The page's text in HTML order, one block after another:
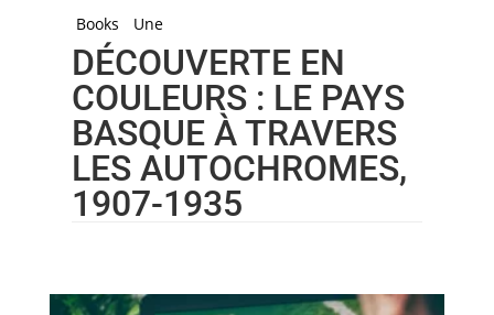
Books Une
DÉCOUVERTE EN
COULEURS : LE PAYS
BASQUE À TRAVERS
LES AUTOCHROMES,
1907-1935